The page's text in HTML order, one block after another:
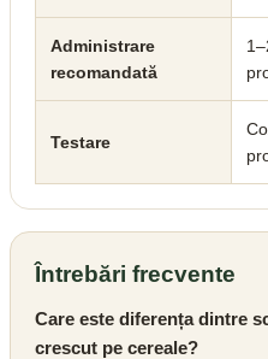
Administrare
recomandată
Testare
Întrebări frecvente
Care este diferența dintre
crescut pe cereale?